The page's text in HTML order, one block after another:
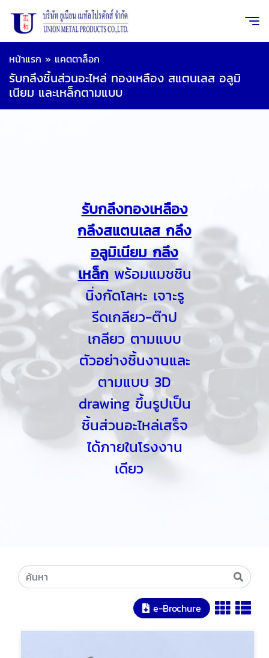
หน้าแรก » แคตตาล็อก
รับกลึงชิ้นส่วนอะไหล่ ทองเหลือง สแตนเลส อลูมิ
เนียม และเหล็กตามแบบ
รับกลึงทองเหลือง
กลึงสแตนเลส กลึง
อลูมิเนียม กลึง
เหล็ก พร้อมแมชชิน
นิ่งกัดโลหะ เจาะรู
รีดเกลียว-ต๊าป
เกลียว ตามแบบ
ตัวอย่างชิ้นงานและ
ตามแบบ 3D
drawing ขึ้นรูปเป็น
ชิ้นส่วนอะไหล่เสร็จ
ได้ภายในโรงงาน
เดียว
e-Brochure